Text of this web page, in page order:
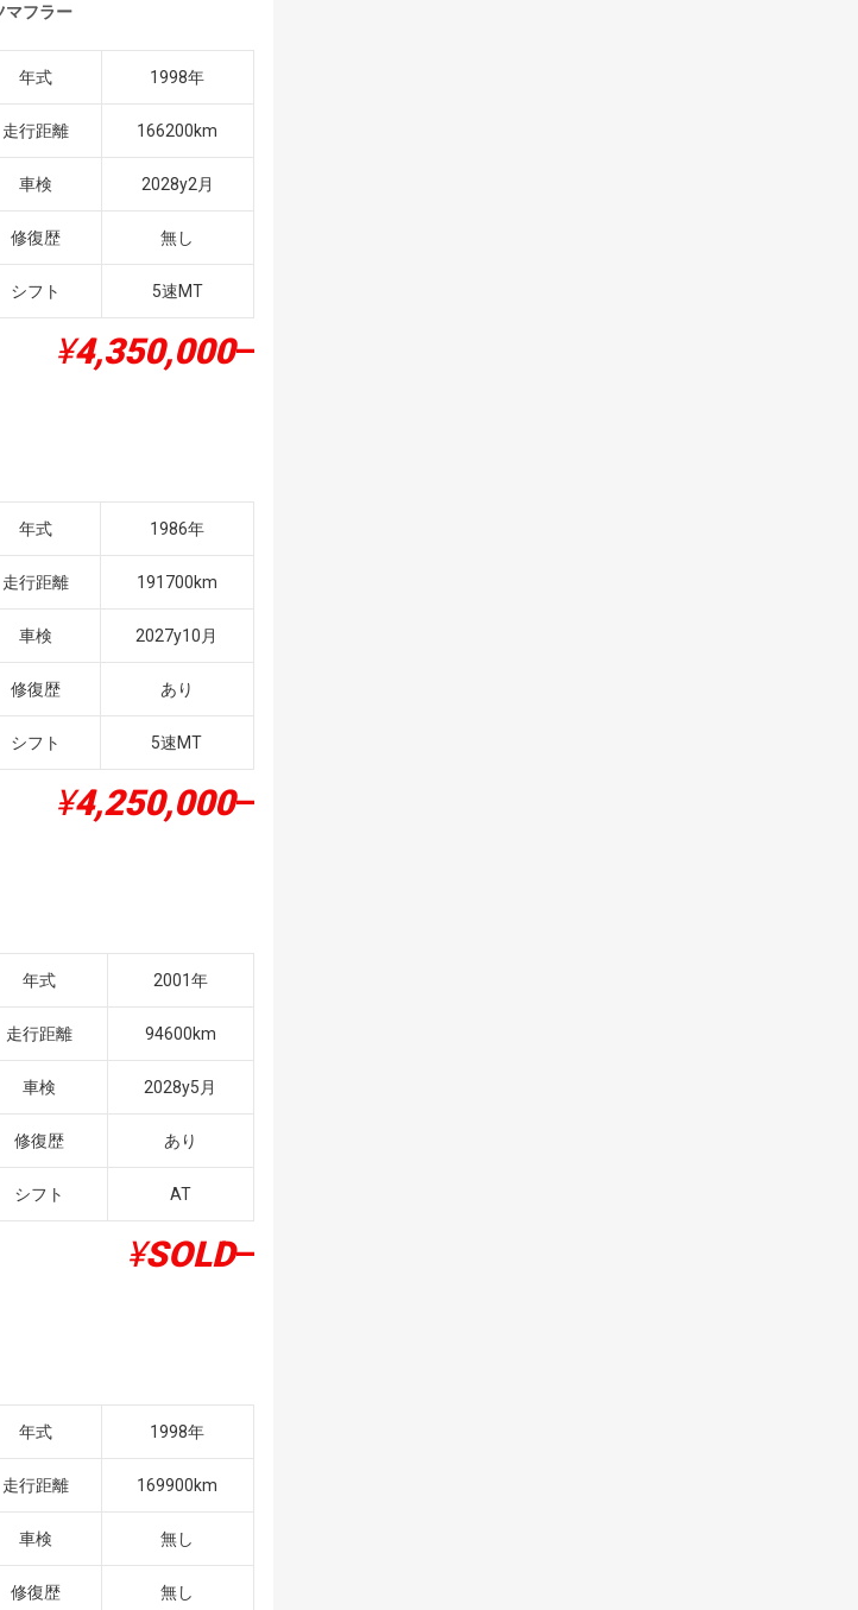
マフラー
年式 1998年
走行距離 166200km
車検 2028y2月
修復歴 無し
シフト 5速MT
¥4,350,000–
年式 1986年
走行距離 191700km
車検 2027y10月
修復歴 あり
シフト 5速MT
¥4,250,000–
年式 2001年
走行距離 94600km
車検 2028y5月
修復歴 あり
シフト AT
¥SOLD–
年式 1998年
走行距離 169900km
車検 無し
修復歴 無し